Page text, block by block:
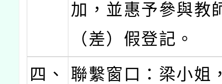
加，並惠予參與教
（差）假登記。
四、
聯繫窗口：梁小姐